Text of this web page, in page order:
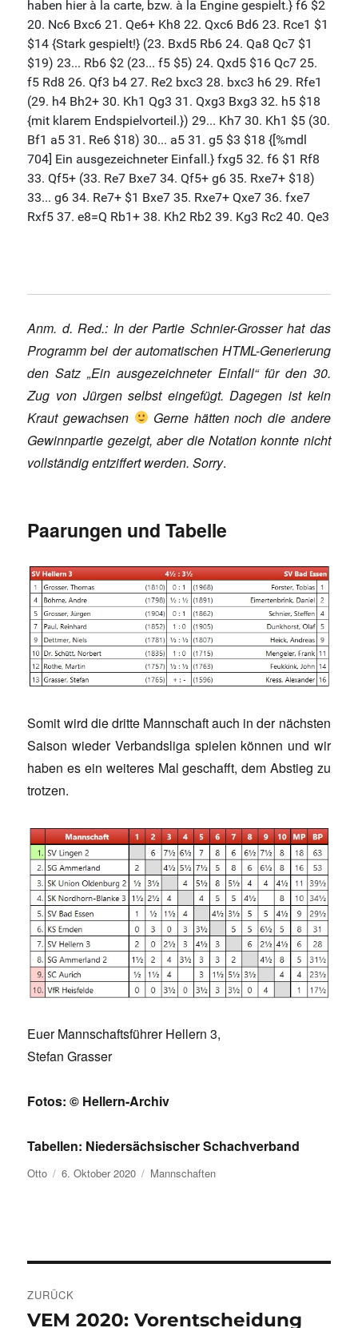
Anm. d. Red.: In der Partie Schnier-Grosser hat das
Programm bei der automatischen HTML-Generierung
den Satz „Ein ausgezeichneter Einfall“ für den 30.
Zug von Jürgen selbst eingefügt. Dagegen ist kein
Kraut gewachsen
Gerne hätten noch die andere
Gewinnpartie gezeigt, aber die Notation konnte nicht
vollständig entziffert werden. Sorry.
Paarungen und Tabelle
Somit wird die dritte Mannschaft auch in der nächsten
Saison wieder Verbandsliga spielen können und wir
haben es ein weiteres Mal geschafft, dem Abstieg zu
trotzen.
Euer Mannschaftsführer Hellern 3,
Stefan Grasser
Fotos: © Hellern-Archiv
Tabellen: Niedersächsischer Schachverband
Autor
Otto Veröffentlicht
6. Oktober 2020 Kategorien
Mannschaften
ZURÜCK
Vorheriger
VEM 2020: Vorentscheidung